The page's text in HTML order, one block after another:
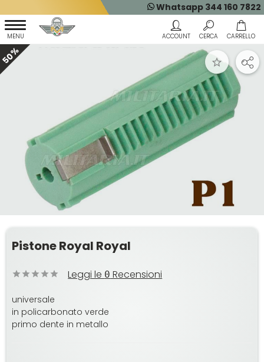
Whatsapp 344 160 7822
50%
Pistone Royal Royal
Leggi le 0 Recensioni
universale
in policarbonato verde
primo dente in metallo